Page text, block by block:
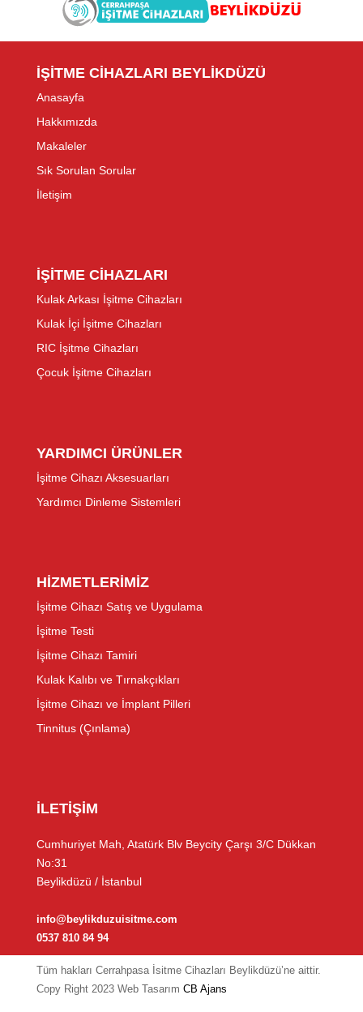
İŞİTME CİHAZLARI BEYLİKDÜZÜ
Anasayfa
Hakkımızda
Makaleler
Sık Sorulan Sorular
İletişim
İŞİTME CİHAZLARI
Kulak Arkası İşitme Cihazları
Kulak İçi İşitme Cihazları
RIC İşitme Cihazları
Çocuk İşitme Cihazları
YARDIMCI ÜRÜNLER
İşitme Cihazı Aksesuarları
Yardımcı Dinleme Sistemleri
HİZMETLERİMİZ
İşitme Cihazı Satış ve Uygulama
İşitme Testi
İşitme Cihazı Tamiri
Kulak Kalıbı ve Tırnakçıkları
İşitme Cihazı ve İmplant Pilleri
Tinnitus (Çınlama)
İLETİŞİM
Cumhuriyet Mah, Atatürk Blv Beycity Çarşı 3/C Dükkan
No:31
Beylikdüzü / İstanbul
info@beylikduzuisitme.com
0537 810 84 94
Tüm hakları Cerrahpasa İsitme Cihazları Beylikdüzü’ne aittir.
Copy Right 2023 Web Tasarım CB Ajans